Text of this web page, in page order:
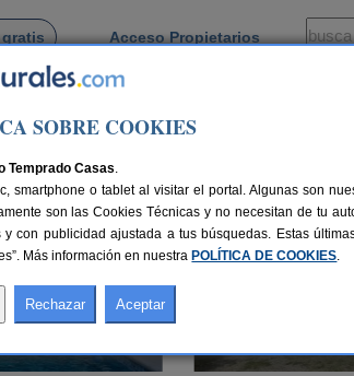
Acceso Propietarios
8-14+2 pers.
27 €
Turismo
SOBRE COOKIES
Temprado Casas.
o tablet al visitar el portal. Algunas son
son las Cookies Técnicas y no necesitan de tu
con publicidad ajustada a tus búsquedas. Estas
Más información en nuestra POLÍTICA DE COOKIES.